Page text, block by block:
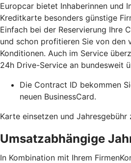
Europcar bietet Inhaberinnen und
Kreditkarte besonders günstige
Einfach bei der Reservierung Ihre
und schon profitieren Sie von den
Konditionen. Auch im Service
24h Drive-Service an bundesweit
Die Contract ID bekommen
neuen BusinessCard.
Karte einsetzen und Jahresgebühr
Umsatzabhängige
In Kombination mit Ihrem